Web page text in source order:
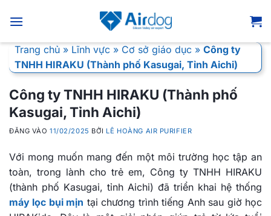
qua
dungTrang chủ » Lĩnh vực » Cơ sở giáo dục » Công ty
TNHH HIRAKU (Thành phố Kasugai, Tỉnh Aichi)
Công ty TNHH HIRAKU (Thành phố
Kasugai, Tỉnh Aichi)
ĐĂNG VÀO11/02/2025 BỞI LÊ HOÀNG AIR PURIFIER
Với mong muốn mang đến một môi trường học tập an
toàn, trong lành cho trẻ em, Công ty TNHH HIRAKU
(thành phố Kasugai, tỉnh Aichi) đã triển khai hệ thống
máy lọc bụi mịn tại chương trình tiếng Anh sau giờ học